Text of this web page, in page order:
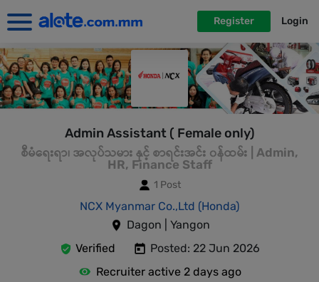
Register Login
Admin Assistant ( Female only)
စီမံရေးရာ၊ အလုပ်သမား နှင့် စာရင်းအင်း ၀န်ထမ်း | Admin,
HR, Finance Staff
1 Post
NCX Myanmar Co.,Ltd (Honda)
Dagon | Yangon
Verified
Posted: 22 Jun 2026
Recruiter active 2 days ago